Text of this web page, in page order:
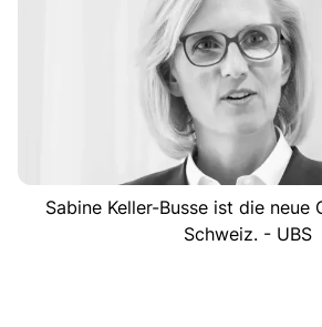
Sabine Keller-Busse ist die neue
Schweiz. - UBS